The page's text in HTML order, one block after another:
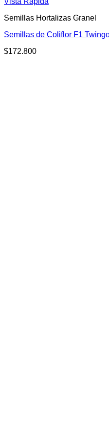
Semillas Hortalizas Granel
Semillas de Coliflor F1
$172.800